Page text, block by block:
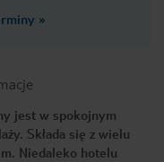
»
jest w spokojnym
Składa się z wielu
Niedaleko hotelu